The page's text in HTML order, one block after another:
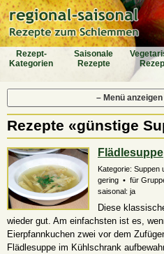
Rezept-
Katego­rien
Saiso­nale
Rezepte
– Menü
Rezepte «günstige
Flädlesuppe
Kategorie:
gering • für
saisonal: ja
Diese
wieder gut. Am einfachsten ist es,
Eierpfannkuchen zwei vor dem
Flädlesuppe im Kühlschrank